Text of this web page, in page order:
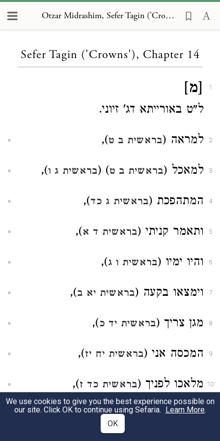
Otzar Midrashim, Sefer Tagin ('Crowns') 14
Sefer Tagin ('Crowns'), Chapter 14
1 [מ]
ל"ט באורייתא דג' זיוני.
2 למראה (בראשית ב ט),
3 למאכל (בראשית ב ט) (בראשית ג ו),
4 המתהפכת (בראשית ג כד),
5 ותאמר קניתי (בראשית ד א),
6 והיו ימיו (בראשית ו ג),
7 וימצאו בקעה (בראשית יא ב),
8 מגן צריך (בראשית יד כ),
9 המכסה אני (בראשית יח יז),
10 מלאכו לפניך (בראשית כד ז),
מנקתה ( בראשית כד נט),
We use cookies to give you the best experience possible on
our site. Click OK to continue using Sefaria. Learn More.
OK